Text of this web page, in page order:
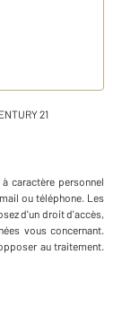
21
caractère personnel
ou téléphone. Les
d'un droit d'accès,
vous concernant.
au traitement.